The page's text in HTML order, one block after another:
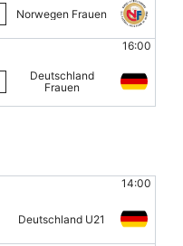
Norwegen Frauen
16:00
Deutschland
Frauen
14:00
Deutschland U21